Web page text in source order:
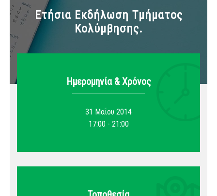
Ετήσια Εκδήλωση Τμήματος
Κολύμβησης.
Ημερομηνία & Xρόνος
31 Μαΐου 2014
17:00 - 21:00